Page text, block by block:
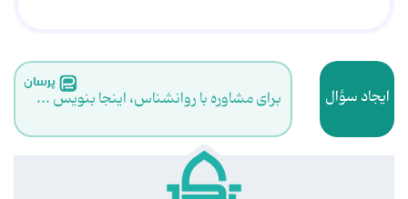
ایجاد سؤال برای مشاوره با روانشناس، اینجا بنویس ...
.